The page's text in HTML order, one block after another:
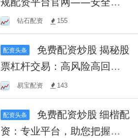
高效、专业的投资配资服务
首选
钻石配资 155
配资头条
票杠杆交易：高风险高回
报，投资者需谨慎！
易宝配资 143
配资头条
资：专业平台，助您把握投